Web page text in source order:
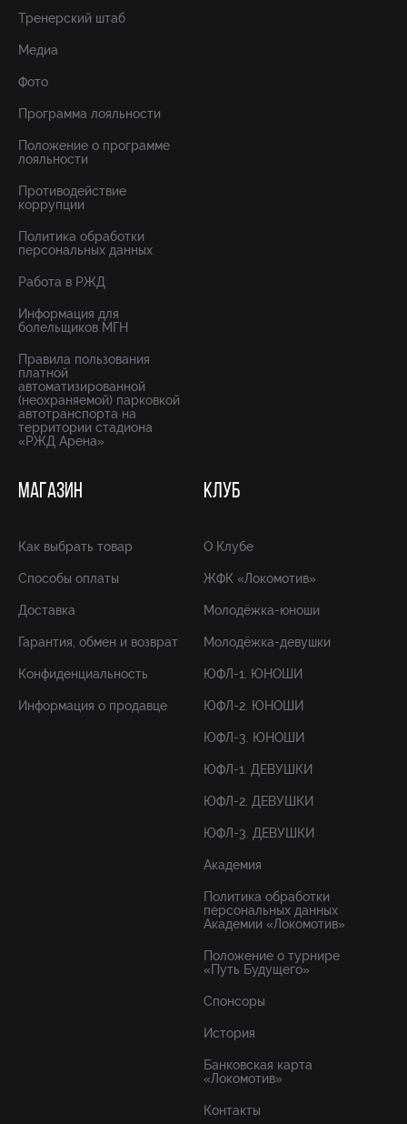
Тренерский штаб
Медиа
Фото
Программа лояльности
Положение о программе
лояльности
Противодействие
коррупции
Политика обработки
персональных данных
Работа в РЖД
Информация для
болельщиков МГН
Правила пользования
платной
автоматизированной
(неохраняемой) парковкой
автотранспорта на
территории стадиона
«РЖД Арена»
МАГАЗИН
Как выбрать товар
Способы оплаты
Доставка
Гарантия, обмен и возврат
Конфиденциальность
Информация о продавце
КЛУБ
О Клубе
ЖФК «Локомотив»
Молодёжка-юноши
Молодёжка-девушки
ЮФЛ-1. ЮНОШИ
ЮФЛ-2. ЮНОШИ
ЮФЛ-3. ЮНОШИ
ЮФЛ-1. ДЕВУШКИ
ЮФЛ-2. ДЕВУШКИ
ЮФЛ-3. ДЕВУШКИ
Академия
Политика обработки
персональных данных
Академии «Локомотив»
Положение о турнире
«Путь Будущего»
Спонсоры
История
Банковская карта
«Локомотив»
Контакты